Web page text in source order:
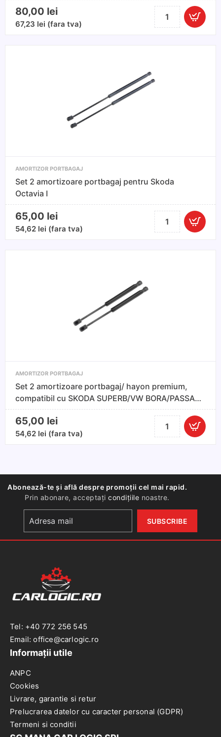
80,00 lei
67,23 lei (fara tva)
Cantitate
Set
AUDI
A4
AMORTIZOR PORTBAGAJ
Set 2 amortizoare portbagaj pentru Skoda
Octavia I
65,00 lei
54,62 lei (fara tva)
Cantitate
Set
AMORTIZOR PORTBAGAJ
Set 2 amortizoare portbagaj/ hayon premium,
compatibil cu SKODA SUPERB/VW BORA/PASSAT
B5 98-05
65,00 lei
54,62 lei (fara tva)
Cantitate
Set
premium,
cu
SUPERB/VW
Abonează-te și află despre promoții cel mai rapid.
Prin abonare, acceptațicondițiile noastre.
Tel: +40 772 256 545
Email: office@carlogic.ro
Informații utile
ANPC
Cookies
Livrare, garantie si retur
Prelucrarea datelor cu caracter personal (GDPR)
Termeni si conditii